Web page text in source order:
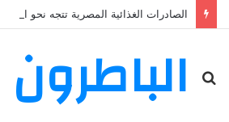
الصادرات الغذائية المصرية تتجه نحو
الباطرون